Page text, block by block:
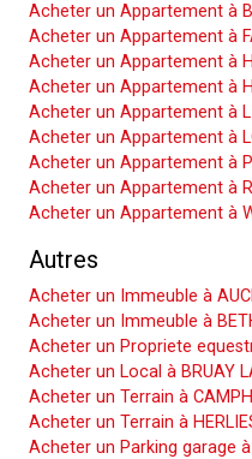
Acheter un Appartement à
Acheter un Appartement à
Acheter un Appartement à
Acheter un Appartement à
Acheter un Appartement à
Acheter un Appartement à
Acheter un Appartement à
Acheter un Appartement à
Acheter un Appartement à
Autres
Acheter un Immeuble à
Acheter un Immeuble à
Acheter un Propriete
Acheter un Local à BRUAY
Acheter un Terrain à
Acheter un Terrain à
Acheter un Parking garage à